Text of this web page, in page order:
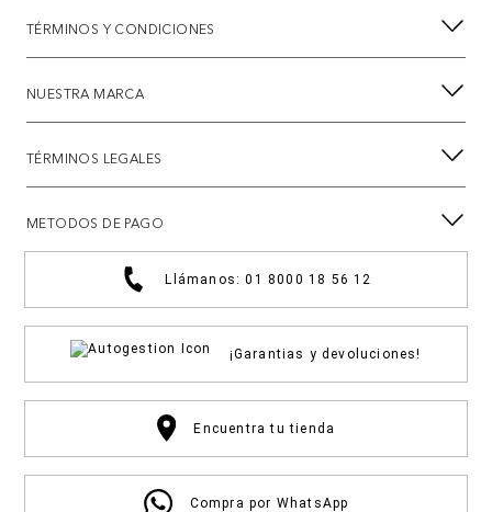
TÉRMINOS Y CONDICIONES
NUESTRA MARCA
TÉRMINOS LEGALES
METODOS DE PAGO
Llámanos: 01 8000 18 56 12
¡Garantias y devoluciones!
Encuentra tu tienda
Compra por WhatsApp